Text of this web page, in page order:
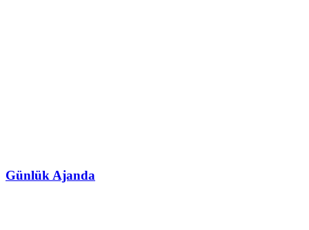
Günlük Ajanda